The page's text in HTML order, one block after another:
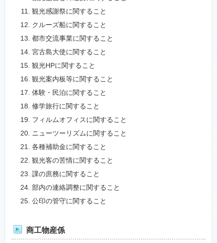
観光感謝祭に関すること
クルーズ船に関すること
都市交流事業に関すること
宮古島大使に関すること
観光HPに関すること
観光案内板等に関すること
体験・民泊に関すること
修学旅行に関すること
フィルムオフィスに関すること
ニューツーリズムに関すること
各種補助金に関すること
観光客の苦情に関すること
課の庶務に関すること
部内の連絡調整に関すること
公印の管守に関すること
商工物産係